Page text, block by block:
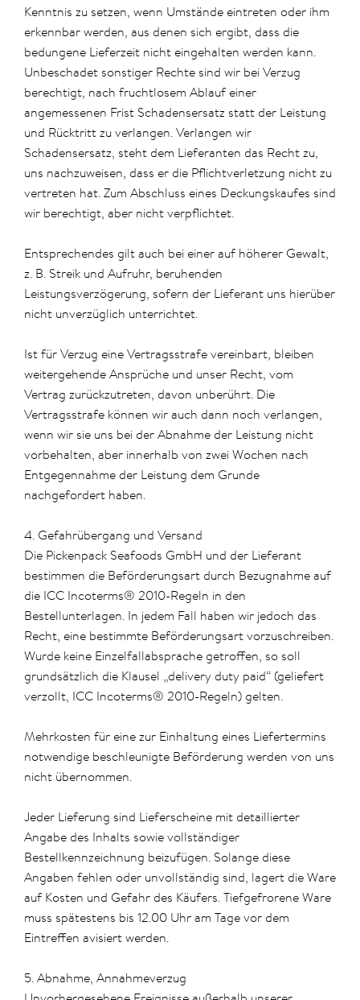
Kenntnis zu setzen, wenn Umstände eintreten oder ihm
erkennbar werden, aus denen sich ergibt, dass die
bedungene Lieferzeit nicht eingehalten werden kann.
Unbeschadet sonstiger Rechte sind wir bei Verzug
berechtigt, nach fruchtlosem Ablauf einer
angemessenen Frist Schadensersatz statt der Leistung
und Rücktritt zu verlangen. Verlangen wir
Schadensersatz, steht dem Lieferanten das Recht zu,
uns nachzuweisen, dass er die Pflichtverletzung nicht zu
vertreten hat. Zum Abschluss eines Deckungskaufes sind
wir berechtigt, aber nicht verpflichtet.
Entsprechendes gilt auch bei einer auf höherer Gewalt,
z. B. Streik und Aufruhr, beruhenden
Leistungsverzögerung, sofern der Lieferant uns hierüber
nicht unverzüglich unterrichtet.
Ist für Verzug eine Vertragsstrafe vereinbart, bleiben
weitergehende Ansprüche und unser Recht, vom
Vertrag zurückzutreten, davon unberührt. Die
Vertragsstrafe können wir auch dann noch verlangen,
wenn wir sie uns bei der Abnahme der Leistung nicht
vorbehalten, aber innerhalb von zwei Wochen nach
Entgegennahme der Leistung dem Grunde
nachgefordert haben.
4. Gefahrübergang und Versand
Die Pickenpack Seafoods GmbH und der Lieferant
bestimmen die Beförderungsart durch Bezugnahme auf
die ICC Incoterms® 2010-Regeln in den
Bestellunterlagen. In jedem Fall haben wir jedoch das
Recht, eine bestimmte Beförderungsart vorzuschreiben.
Wurde keine Einzelfallabsprache getroffen, so soll
grundsätzlich die Klausel „delivery duty paid“ (geliefert
verzollt, ICC Incoterms® 2010-Regeln) gelten.
Mehrkosten für eine zur Einhaltung eines Liefertermins
notwendige beschleunigte Beförderung werden von uns
nicht übernommen.
Jeder Lieferung sind Lieferscheine mit detaillierter
Angabe des Inhalts sowie vollständiger
Bestellkennzeichnung beizufügen. Solange diese
Angaben fehlen oder unvollständig sind, lagert die Ware
auf Kosten und Gefahr des Käufers. Tiefgefrorene Ware
muss spätestens bis 12.00 Uhr am Tage vor dem
Eintreffen avisiert werden.
5. Abnahme, Annahmeverzug